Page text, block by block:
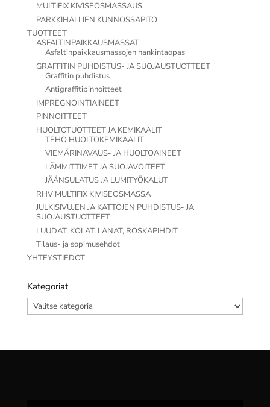
MULTIFIX KIVISEOSMASSAUS
PARKKIHALLIEN KUNNOSSAPITO
TUOTTEET
ASFALTINPAIKKAUSMASSAT
Asfaltinpaikkausmassojen hankintaopas
GRAFFITIN PUHDISTUS- JA SUOJAUSTUOTTEET
Graffitin puhdistus
Antigraffitipinnoitteet
IMPREGNOINTIAINEET
PINNOITTEET
HUOLTOTUOTTEET JA KEMIKAALIT
TEHO HUOLTOKEMIKAALIT
VIEMÄRINAVAUS- JA HUOLTOAINEET
LÄMMITTIMET JA SUOJAVOITEET
JÄÄNSULATUS JA LUMITYÖKALUT
RHV MULTIFIX KIVISEOSMASSA
JULKISIVUJEN JA KATTOJEN PUHDISTUS- JA
SUOJAUSTUOTTEET
LUUDAT, KOLAT, LANAT, ROSKAPIHDIT
Tilaus- ja sopimusehdot
YHTEYSTIEDOT
Kategoriat
Kategoriat